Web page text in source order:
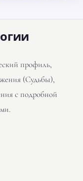
профиль,
(Судьбы),
с подробной